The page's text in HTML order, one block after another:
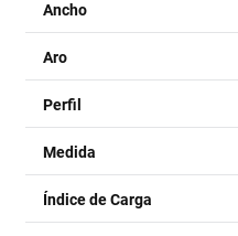
Ancho
Aro
Perfil
Medida
Índice de Carga